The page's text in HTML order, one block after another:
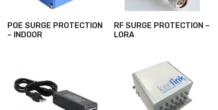
POE SURGE PROTECTION
– INDOOR
RF SURGE PROTECTION –
LORA